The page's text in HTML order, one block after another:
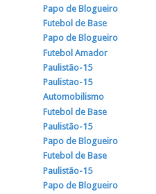
Papo de Blogueiro
Futebol de Base
Papo de Blogueiro
Futebol Amador
Paulistão-15
Paulistao-15
Automobilismo
Futebol de Base
Paulistão-15
Papo de Blogueiro
Futebol de Base
Paulistão-15
Papo de Blogueiro